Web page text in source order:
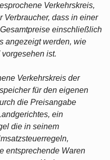
Verkehrskreis,
Verbraucher, dass in einer
einschließlich
angezeigt werden, wie
ist.
Verkehrskreis der
für den eigenen
die Preisangabe
ein
die in seinem
entsprechende Waren